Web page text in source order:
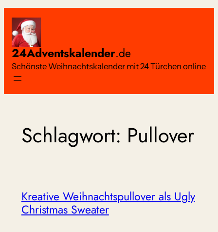
Inhalt
springen
24Adventskalender.de
Schönste Weihnachtskalender mit 24 Türchen online
Schlagwort: Pullover
Kreative Weihnachtspullover als Ugly
Christmas Sweater